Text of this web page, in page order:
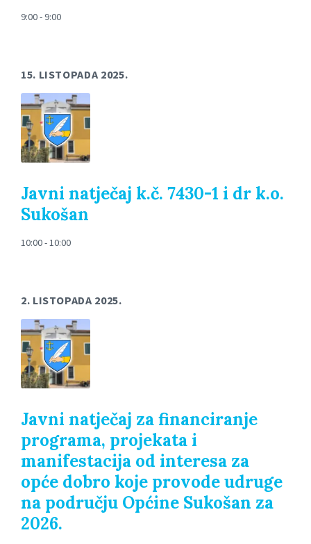
9:00 - 9:00
15. LISTOPADA 2025.
Javni natječaj k.č. 7430-1 i dr k.o.
Sukošan
10:00 - 10:00
2. LISTOPADA 2025.
Javni natječaj za financiranje
programa, projekata i
manifestacija od interesa za
opće dobro koje provode udruge
na području Općine Sukošan za
2026.